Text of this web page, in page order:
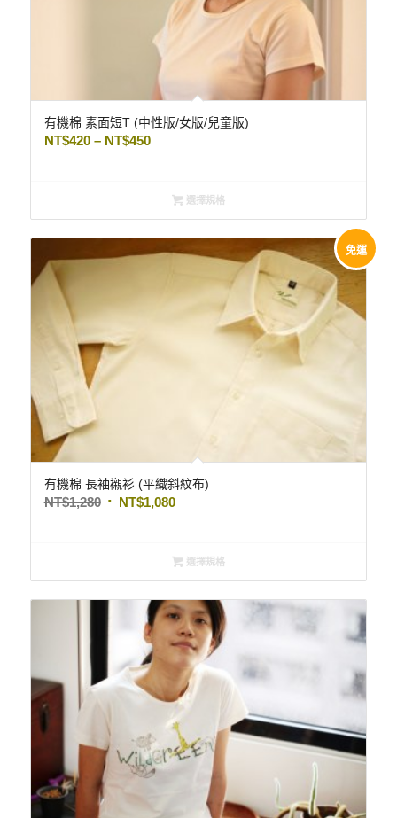
有機棉 素面短T (中性版/女版/兒童版)
NT$420– NT$450
選擇規格
免運
有機棉 長袖襯衫 (平織斜紋布)
NT$1,280 NT$1,080
選擇規格